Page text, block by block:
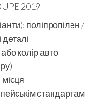
2019-
поліпропілен /
колір авто
стандартам